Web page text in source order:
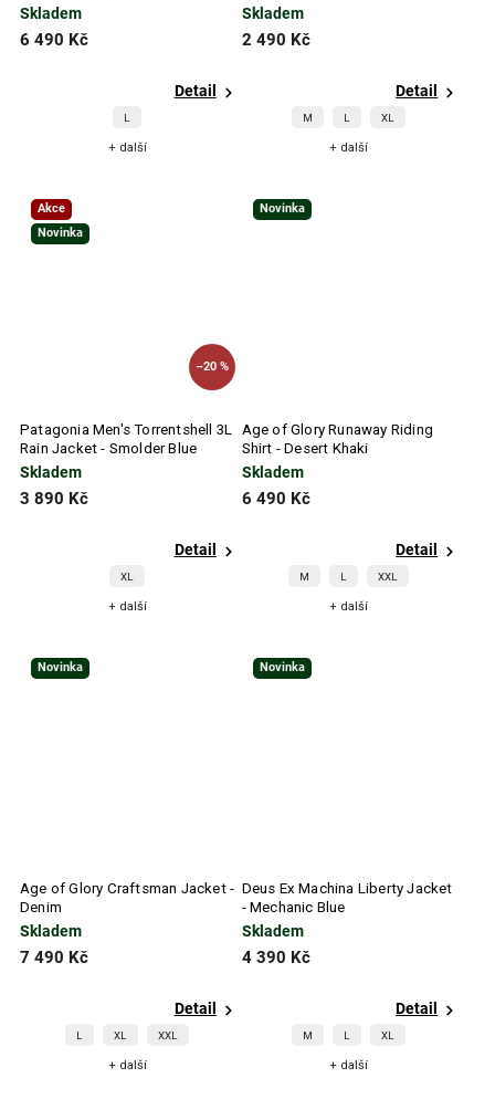
Skladem
6 490 Kč
Detail
L
+ další
Skladem
2 490 Kč
Detail
M L XL
+ další
Akce
Novinka
–20 %
Patagonia Men's Torrentshell 3L
Rain Jacket - Smolder Blue
Skladem
3 890 Kč
Detail
XL
+ další
Novinka
Age of Glory Runaway Riding
Shirt - Desert Khaki
Skladem
6 490 Kč
Detail
M L XXL
+ další
Novinka
Age of Glory Craftsman Jacket -
Denim
Skladem
7 490 Kč
Detail
L XL XXL
+ další
Novinka
Deus Ex Machina Liberty Jacket
- Mechanic Blue
Skladem
4 390 Kč
Detail
M L XL
+ další